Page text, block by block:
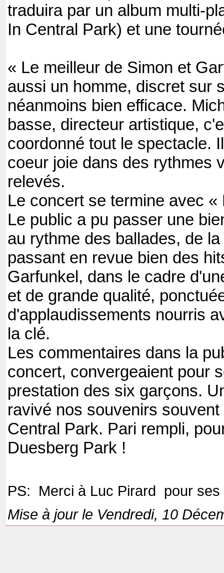
traduira par un album multi-
In Central Park) et une
« Le meilleur de Simon et
aussi un homme, discret sur
néanmoins bien efficace.
basse, directeur artistique,
coordonné tout le spectacle.
coeur joie dans des rythmes
relevés.
Le concert se termine avec «
Le public a pu passer une
au rythme des ballades, de
passant en revue bien des
Garfunkel, dans le cadre
et de grande qualité,
d'applaudissements nourris
la clé.
Les commentaires dans la
concert, convergeaient pour
prestation des six garçons.
ravivé nos souvenirs
Central Park. Pari rempli,
Duesberg Park !
PS: Merci à Luc Pirard pour ses
Mise à jour le Vendredi, 10